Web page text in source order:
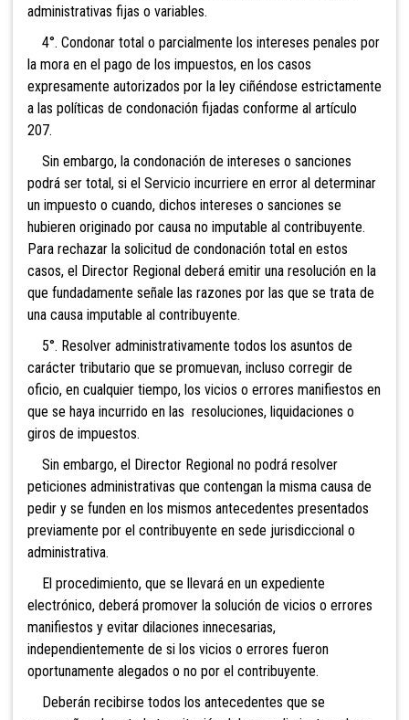
administrativas fijas o variables.
4°. Condonar total o parcialmente los intereses penales por
la mora en el pago de los impuestos, en los casos
expresamente autorizados por la ley ciñéndose estrictamente
a las políticas de condonación fijadas conforme al artículo
207.
Sin embargo, la condonación de intereses o sanciones
podrá ser total, si el Servicio incurriere en error al determinar
un impuesto o cuando, dichos intereses o sanciones se
hubieren originado por causa no imputable al contribuyente.
Para rechazar la solicitud de condonación total en estos
casos, el Director Regional deberá emitir una resolución en la
que fundadamente señale las razones por las que se trata de
una causa imputable al contribuyente.
5°. Resolver administrativamente todos los asuntos de
carácter tributario que se promuevan, incluso corregir de
oficio, en cualquier tiempo, los vicios o errores manifiestos en
que se haya incurrido en las resoluciones, liquidaciones o
giros de impuestos.
Sin embargo, el Director Regional no podrá resolver
peticiones administrativas que contengan la misma causa de
pedir y se funden en los mismos antecedentes presentados
previamente por el contribuyente en sede jurisdiccional o
administrativa.
El procedimiento, que se llevará en un expediente
electrónico, deberá promover la solución de vicios o errores
manifiestos y evitar dilaciones innecesarias,
independientemente de si los vicios o errores fueron
oportunamente alegados o no por el contribuyente.
Deberán recibirse todos los antecedentes que se